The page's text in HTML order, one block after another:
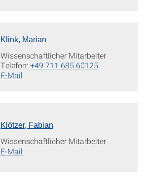
Klink, Marian
Wissenschaftlicher Mitarbeiter
Telefon:+49 711 685 60125
E-Mail
Klötzer, Fabian
Wissenschaftlicher Mitarbeiter
E-Mail